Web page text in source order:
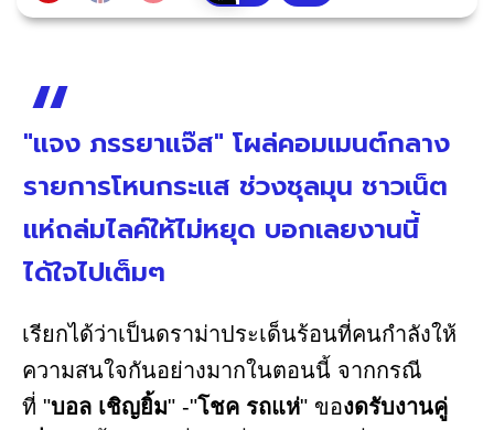
"แจง ภรรยาแจ๊ส" โผล่คอมเมนต์กลาง
รายการโหนกระแส ช่วงชุลมุน ชาวเน็ต
แห่ถล่มไลค์ให้ไม่หยุด บอกเลยงานนี้
ได้ใจไปเต็มๆ
เรียกได้ว่าเป็นดราม่าประเด็นร้อนที่คนกำลังให้
ความสนใจกันอย่างมากในตอนนี้ จากกรณี
ที่ "บอล เชิญยิ้ม" -"โชค รถแห่" ของดรับงานคู่